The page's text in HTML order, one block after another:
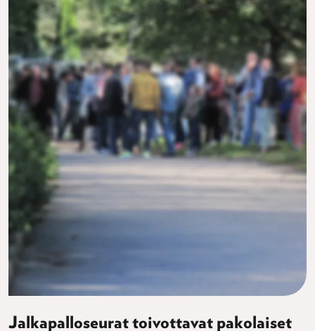
Jalkapalloseurat toivottavat pakolaiset